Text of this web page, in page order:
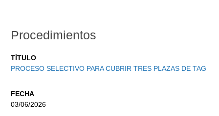
Procedimientos
TÍTULO
PROCESO SELECTIVO PARA CUBRIR TRES PLAZAS DE TAG
FECHA
03/06/2026